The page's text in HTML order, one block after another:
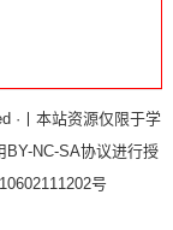
·丨本站资源仅限于学
BY-NC-SA协议进行授
号